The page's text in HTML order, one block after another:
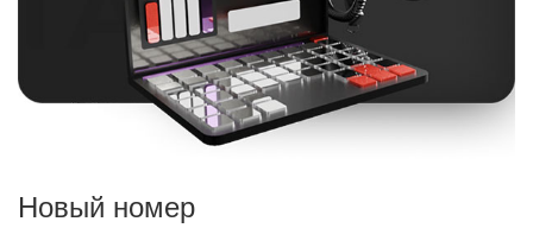
Новый номер